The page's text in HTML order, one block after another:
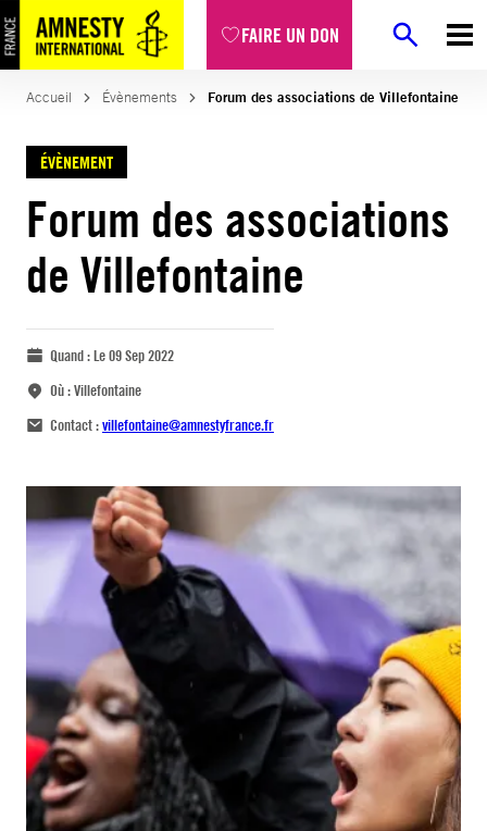
FAIRE UN DON
Accueil Évènements Forum des associations de Villefontaine
ÉVÈNEMENT
Forum des associations
de Villefontaine
Quand :Le 09 Sep 2022
Où :Villefontaine
Contact :villefontaine@amnestyfrance.fr